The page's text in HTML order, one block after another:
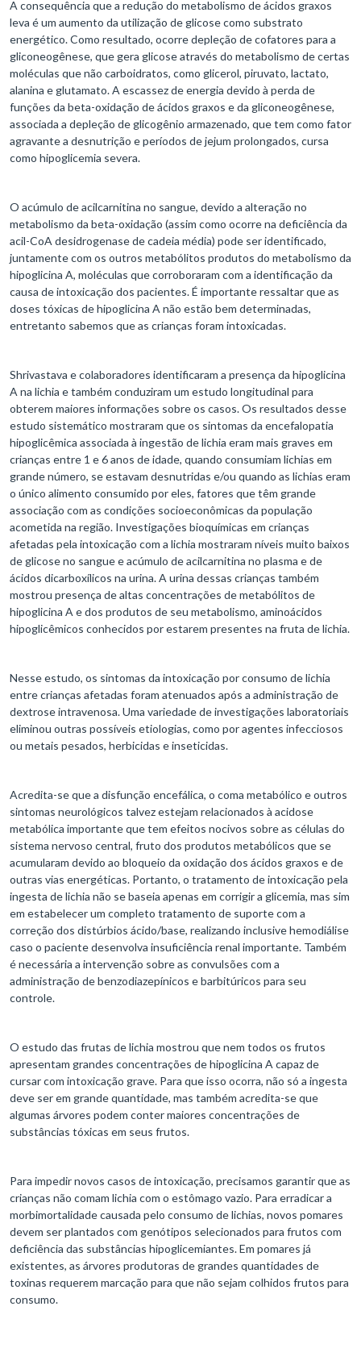
A consequência que a redução do metabolismo de ácidos graxos
leva é um aumento da utilização de glicose como substrato
energético. Como resultado, ocorre depleção de cofatores para a
gliconeogênese, que gera glicose através do metabolismo de certas
moléculas que não carboidratos, como glicerol, piruvato, lactato,
alanina e glutamato. A escassez de energia devido à perda de
funções da beta-oxidação de ácidos graxos e da gliconeogênese,
associada a depleção de glicogênio armazenado, que tem como fator
agravante a desnutrição e períodos de jejum prolongados, cursa
como hipoglicemia severa.
O acúmulo de acilcarnitina no sangue, devido a alteração no
metabolismo da beta-oxidação (assim como ocorre na deficiência da
acil-CoA desidrogenase de cadeia média) pode ser identificado,
juntamente com os outros metabólitos produtos do metabolismo da
hipoglicina A, moléculas que corroboraram com a identificação da
causa de intoxicação dos pacientes. É importante ressaltar que as
doses tóxicas de hipoglicina A não estão bem determinadas,
entretanto sabemos que as crianças foram intoxicadas.
Shrivastava e colaboradores identificaram a presença da hipoglicina
A na lichia e também conduziram um estudo longitudinal para
obterem maiores informações sobre os casos. Os resultados desse
estudo sistemático mostraram que os sintomas da encefalopatia
hipoglicêmica associada à ingestão de lichia eram mais graves em
crianças entre 1 e 6 anos de idade, quando consumiam lichias em
grande número, se estavam desnutridas e/ou quando as lichias eram
o único alimento consumido por eles, fatores que têm grande
associação com as condições socioeconômicas da população
acometida na região. Investigações bioquímicas em crianças
afetadas pela intoxicação com a lichia mostraram níveis muito baixos
de glicose no sangue e acúmulo de acilcarnitina no plasma e de
ácidos dicarboxílicos na urina. A urina dessas crianças também
mostrou presença de altas concentrações de metabólitos de
hipoglicina A e dos produtos de seu metabolismo, aminoácidos
hipoglicêmicos conhecidos por estarem presentes na fruta de lichia.
Nesse estudo, os sintomas da intoxicação por consumo de lichia
entre crianças afetadas foram atenuados após a administração de
dextrose intravenosa. Uma variedade de investigações laboratoriais
eliminou outras possíveis etiologias, como por agentes infecciosos
ou metais pesados, herbicidas e inseticidas.
Acredita-se que a disfunção encefálica, o coma metabólico e outros
sintomas neurológicos talvez estejam relacionados à acidose
metabólica importante que tem efeitos nocivos sobre as células do
sistema nervoso central, fruto dos produtos metabólicos que se
acumularam devido ao bloqueio da oxidação dos ácidos graxos e de
outras vias energéticas. Portanto, o tratamento de intoxicação pela
ingesta de lichia não se baseia apenas em corrigir a glicemia, mas sim
em estabelecer um completo tratamento de suporte com a
correção dos distúrbios ácido/base, realizando inclusive hemodiálise
caso o paciente desenvolva insuficiência renal importante. Também
é necessária a intervenção sobre as convulsões com a
administração de benzodiazepínicos e barbitúricos para seu
controle.
O estudo das frutas de lichia mostrou que nem todos os frutos
apresentam grandes concentrações de hipoglicina A capaz de
cursar com intoxicação grave. Para que isso ocorra, não só a ingesta
deve ser em grande quantidade, mas também acredita-se que
algumas árvores podem conter maiores concentrações de
substâncias tóxicas em seus frutos.
Para impedir novos casos de intoxicação, precisamos garantir que as
crianças não comam lichia com o estômago vazio. Para erradicar a
morbimortalidade causada pelo consumo de lichias, novos pomares
devem ser plantados com genótipos selecionados para frutos com
deficiência das substâncias hipoglicemiantes. Em pomares já
existentes, as árvores produtoras de grandes quantidades de
toxinas requerem marcação para que não sejam colhidos frutos para
consumo.